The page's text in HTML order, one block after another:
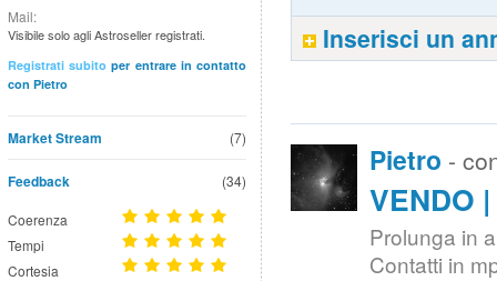
Mail:
Visibile solo agli Astroseller registrati.
Registrati subito per entrare in contatto
con Pietro
(7)
Market Stream
Feedback (34)
Coerenza
Tempi
Cortesia
Inserisci un
Pietro -
VENDO
Prolunga in
Contatti in